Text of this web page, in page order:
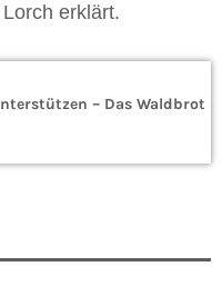
erklärt.